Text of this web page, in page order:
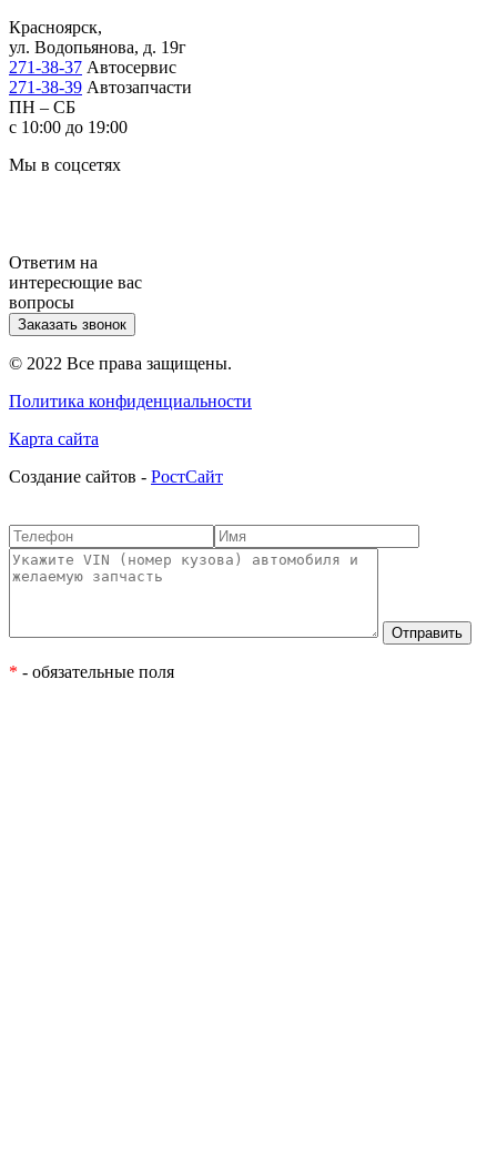
Красноярск,
ул. Водопьянова, д. 19г
271-38-37 Автосервис
271-38-39 Автозапчасти
ПН – СБ
с 10:00 до 19:00
Мы в соцсетях
Ответим на
интересющие вас
вопросы
Заказать звонок
© 2022 Все права защищены.
Политика конфиденциальности
Карта сайта
Cоздание сайтов - РостСайт
* - обязательные поля